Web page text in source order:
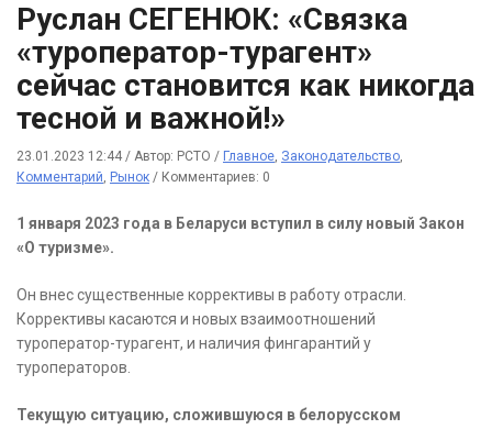
Руслан СЕГЕНЮК: «Связка
«туроператор-турагент»
сейчас становится как никогда
тесной и важной!»
23.01.2023 12:44 / Автор: РСТО / Главное, Законодательство,
Комментарий, Рынок / Комментариев: 0
1 января 2023 года в Беларуси вступил в силу новый Закон
«О туризме».
Он внес существенные коррективы в работу отрасли.
Коррективы касаются и новых взаимоотношений
туроператор-турагент, и наличия фингарантий у
туроператоров.
Текущую ситуацию, сложившуюся в белорусском